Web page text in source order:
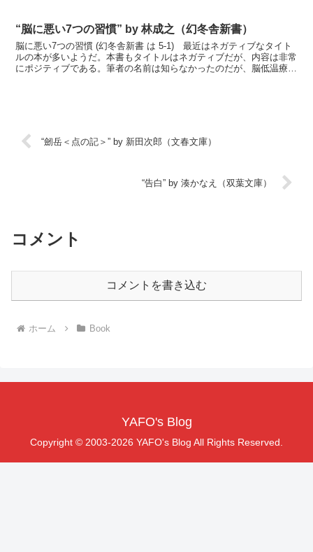
“脳に悪い7つの習慣” by 林成之（幻冬舎新書）
脳に悪い7つの習慣 (幻冬舎新書 は 5-1) 最近はネガティブなタイト
ルの本が多いようだ。本書もタイトルはネガティブだが、内容は非常
にポジティブである。筆者の名前は知らなかったのだが、脳低温療法
“劒岳＜点の記＞” by 新田次郎（文春文庫）
“告白” by 湊かなえ（双葉文庫）
コメント
コメントを書き込む
ホーム Book
YAFO's Blog
Copyright © 2003-2026 YAFO's Blog All Rights Reserved.